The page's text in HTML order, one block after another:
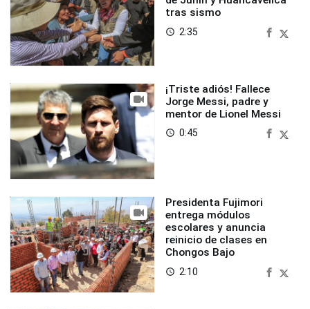
tras sismo
access_time 2:35
¡Triste adiós! Fallece
Jorge Messi, padre y
mentor de Lionel Messi
access_time 0:45
Presidenta Fujimori
entrega módulos
escolares y anuncia
reinicio de clases en
Chongos Bajo
access_time 2:10